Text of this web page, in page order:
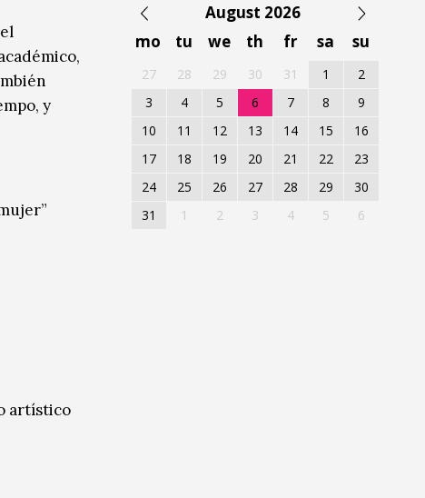
y
artístico
August 2026
mo
tu we th fr sa su
27 28 29 30 31 1
2
3
4 5 6 7 8
9
10
11 12 13 14 15
16
17
18 19 20 21 22
23
24
25 26 27 28 29
30
31
1 2 3 4 5 6